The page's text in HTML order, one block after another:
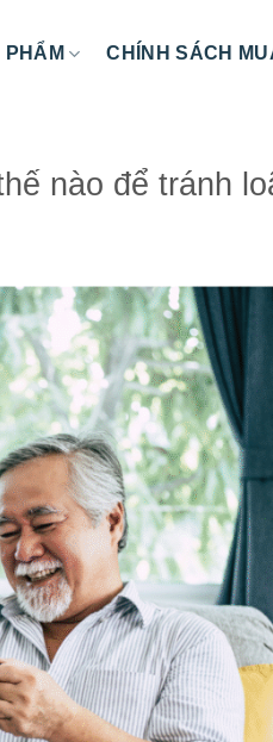
PHẨM CHÍNH SÁCH
nào để tránh